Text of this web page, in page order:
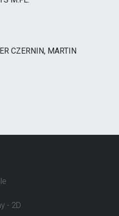
CZERNIN, MARTIN
- 2D